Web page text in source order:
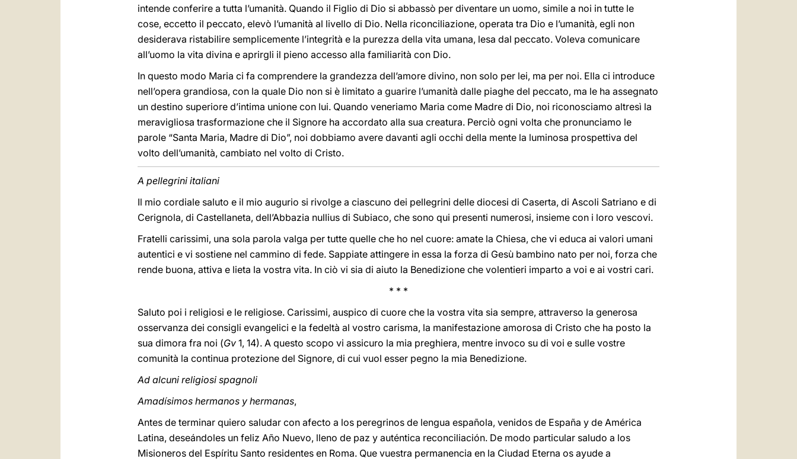
intende conferire a tutta l’umanità. Quando il Figlio di Dio si abbassò per diventare un uomo, simile a noi in tutte le
cose, eccetto il peccato, elevò l’umanità al livello di Dio. Nella riconciliazione, operata tra Dio e l’umanità, egli non
desiderava ristabilire semplicemente l’integrità e la purezza della vita umana, lesa dal peccato. Voleva comunicare
all’uomo la vita divina e aprirgli il pieno accesso alla familiarità con Dio.
In questo modo Maria ci fa comprendere la grandezza dell’amore divino, non solo per lei, ma per noi. Ella ci introduce
nell’opera grandiosa, con la quale Dio non si è limitato a guarire l’umanità dalle piaghe del peccato, ma le ha assegnato
un destino superiore d’intima unione con lui. Quando veneriamo Maria come Madre di Dio, noi riconosciamo altresì la
meravigliosa trasformazione che il Signore ha accordato alla sua creatura. Perciò ogni volta che pronunciamo le
parole “Santa Maria, Madre di Dio”, noi dobbiamo avere davanti agli occhi della mente la luminosa prospettiva del
volto dell’umanità, cambiato nel volto di Cristo.
A pellegrini italiani
Il mio cordiale saluto e il mio augurio si rivolge a ciascuno dei pellegrini delle diocesi di Caserta, di Ascoli Satriano e di
Cerignola, di Castellaneta, dell’Abbazia nullius di Subiaco, che sono qui presenti numerosi, insieme con i loro vescovi.
Fratelli carissimi, una sola parola valga per tutte quelle che ho nel cuore: amate la Chiesa, che vi educa ai valori umani
autentici e vi sostiene nel cammino di fede. Sappiate attingere in essa la forza di Gesù bambino nato per noi, forza che
rende buona, attiva e lieta la vostra vita. In ciò vi sia di aiuto la Benedizione che volentieri imparto a voi e ai vostri cari.
* * *
Saluto poi i religiosi e le religiose. Carissimi, auspico di cuore che la vostra vita sia sempre, attraverso la generosa
osservanza dei consigli evangelici e la fedeltà al vostro carisma, la manifestazione amorosa di Cristo che ha posto la
sua dimora fra noi (Gv 1, 14). A questo scopo vi assicuro la mia preghiera, mentre invoco su di voi e sulle vostre
comunità la continua protezione del Signore, di cui vuol esser pegno la mia Benedizione.
Ad alcuni religiosi spagnoli
Amadísimos hermanos y hermanas,
Antes de terminar quiero saludar con afecto a los peregrinos de lengua española, venidos de España y de América
Latina, deseándoles un feliz Año Nuevo, lleno de paz y auténtica reconciliación. De modo particular saludo a los
Misioneros del Espíritu Santo residentes en Roma. Que vuestra permanencia en la Ciudad Eterna os ayude a